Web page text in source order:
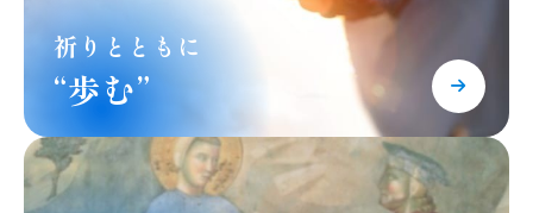
祈りとともに
“歩む”